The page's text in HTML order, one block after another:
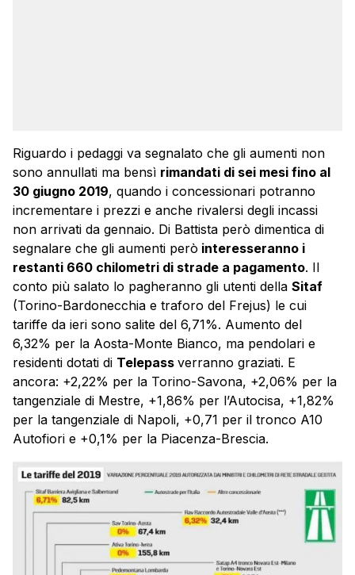
Riguardo i pedaggi va segnalato che gli aumenti non
sono annullati ma bensì rimandati di sei mesi fino al
30 giugno 2019, quando i concessionari potranno
incrementare i prezzi e anche rivalersi degli incassi
non arrivati da gennaio. Di Battista però dimentica di
segnalare che gli aumenti però interesseranno i
restanti 660 chilometri di strade a pagamento. Il
conto più salato lo pagheranno gli utenti della Sitaf
(Torino-Bardonecchia e traforo del Frejus) le cui
tariffe da ieri sono salite del 6,71%. Aumento del
6,32% per la Aosta-Monte Bianco, ma pendolari e
residenti dotati di Telepass verranno graziati. E
ancora: +2,22% per la Torino-Savona, +2,06% per la
tangenziale di Mestre, +1,86% per l’Autocisa, +1,82%
per la tangenziale di Napoli, +0,71 per il tronco A10
Autofiori e +0,1% per la Piacenza-Brescia.